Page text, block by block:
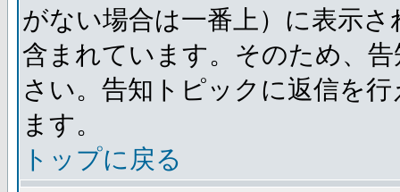
がない場合は一番上）に表示
含まれています。そのため、
さい。告知トピックに返信を
ます。
トップに戻る